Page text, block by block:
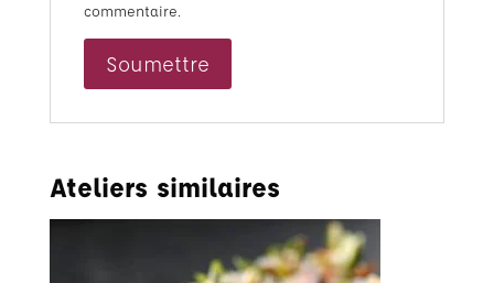
commentaire.
Ateliers similaires